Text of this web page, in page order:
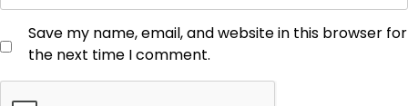
Save my name, email, and website in this browser for
the next time I comment.